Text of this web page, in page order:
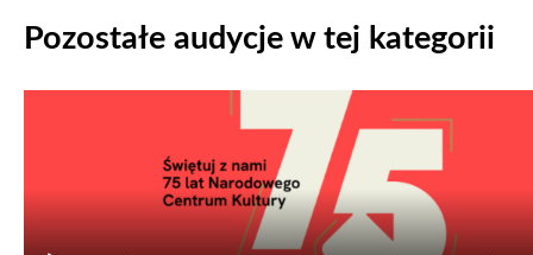
Pozostałe audycje w tej kategorii